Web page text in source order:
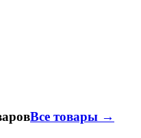
Все товары →